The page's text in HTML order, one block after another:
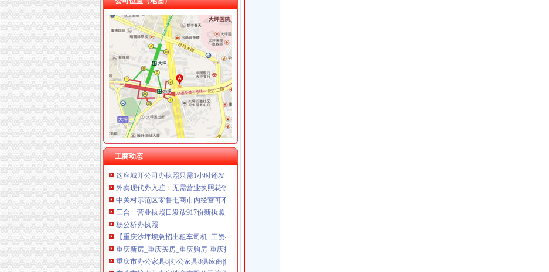
工商动态
歌乐山
错游歌乐山
【58同城】衡水到歌乐山旅游_衡水到歌乐山旅游线路报价
【58同城】松原到歌乐山旅游_松原到歌乐山旅游线路报价
安家歌乐山森林里享受在山城的有氧日子_房产资讯-重庆房天下
重庆歌乐山隧道附近酒店_重庆歌乐山隧道附近宾馆【同程酒店】
曾家办执照
成都办理糕店营业执照找哪家-成都武侯机投镇资质认证-今天信息-分
这座城开公司办执照只需1小时还发1亿元资助_手机新浪网
外卖现代办入驻：无需营业执照花钱就能网上开店_中国江苏网
中关村示范区零售电商市内经营可不办执照-国内-新京报网
三合一营业执照日发放917份新执照办理只需1到3天_荆楚网
杨公桥办执照
【重庆沙坪坝急招出租车司机_工资4800以后招聘信息】-重庆百姓网
重庆新房_重庆买房_重庆购房-重庆搜狐焦点网
重庆市办公家具8|办公家具8供应商|供应办公家具8_一呼百应网
东莞市樟木头办房地产有限公司注册办营业执照-广东东莞工商信息